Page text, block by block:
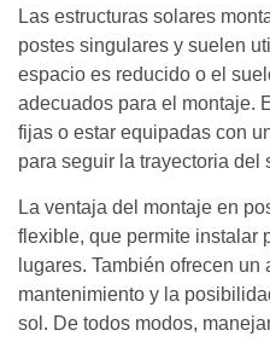
Las estructuras solares
postes singulares y suelen
espacio es reducido o el
adecuados para el montaje.
fijas o estar equipadas con
para seguir la trayectoria del
La ventaja del montaje en
flexible, que permite instalar
lugares. También ofrecen un
mantenimiento y la
sol. De todos modos,